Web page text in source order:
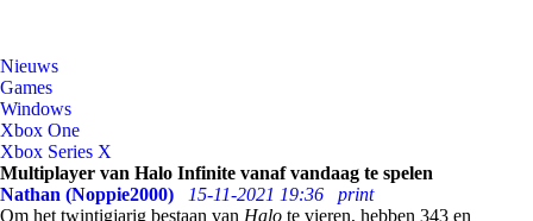
Nieuws
Games
Windows
Xbox One
Xbox Series X
Multiplayer van Halo Infinite vanaf vandaag te spelen
Nathan (Noppie2000)
15-11-2021 19:36
print
Om het twintigjarig bestaan van Halo te vieren, hebben 343 en